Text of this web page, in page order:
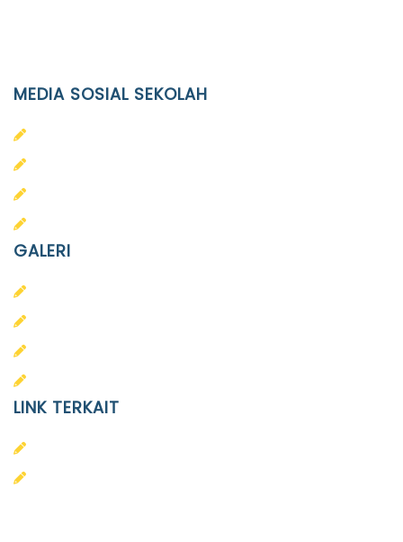
MEDIA SOSIAL SEKOLAH
GALERI
LINK TERKAIT